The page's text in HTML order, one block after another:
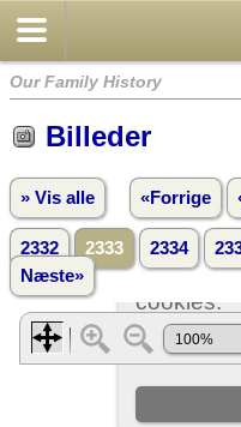
Our Family History
Billeder
» Vis alle «Forrige
2332 2333 2334
Næste»